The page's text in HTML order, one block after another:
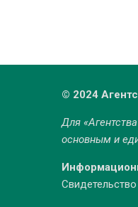
© 2024
Для
основным и